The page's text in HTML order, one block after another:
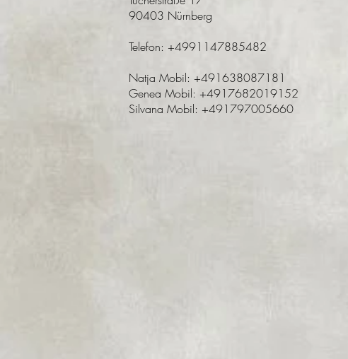
90403 Nürnberg
Telefon: +4991147885482
Natja Mobil: +491638087181
Genea Mobil: +4917682019152
Silvana Mobil: +491797005660